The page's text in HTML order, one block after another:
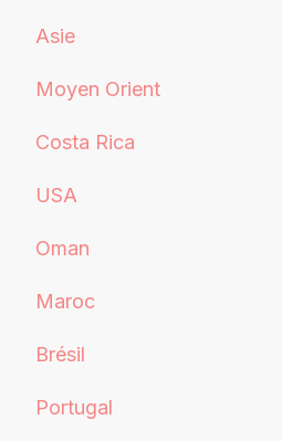
Asie
Moyen Orient
Costa Rica
USA
Oman
Maroc
Brésil
Portugal